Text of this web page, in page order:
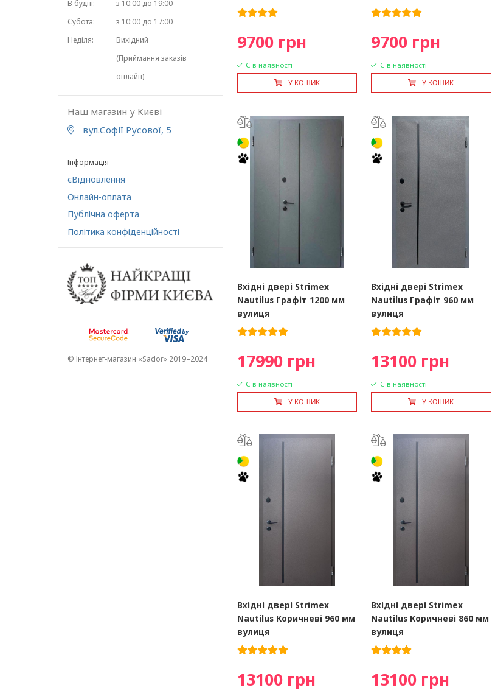
В будні:
Субота:
Неділя:
з 10:00 до 19:00
з 10:00 до 17:00
Вихідний
(Приймання заказів
онлайн)
Наш магазин у Києві
вул.Софії Русової, 5
Інформація
єВідновлення
Онлайн-оплата
Публічна оферта
Політика конфіденційності
© Інтернет-магазин «Sador» 2019–2024
9700 грн
Є в наявності
У КОШИК
9700 грн
Є в наявності
У КОШИК
Вхідні двері Strimex
Nautilus Графіт 1200 мм
вулиця
17990 грн
Є в наявності
У КОШИК
Вхідні двері Strimex
Nautilus Графіт 960 мм
вулиця
13100 грн
Є в наявності
У КОШИК
Вхідні двері Strimex
Nautilus Коричневі 960 мм
вулиця
13100 грн
Вхідні двері Strimex
Nautilus Коричневі 860 мм
вулиця
13100 грн